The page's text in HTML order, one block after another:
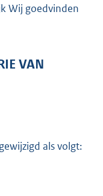
Wij goedvinden
VAN
als volgt: